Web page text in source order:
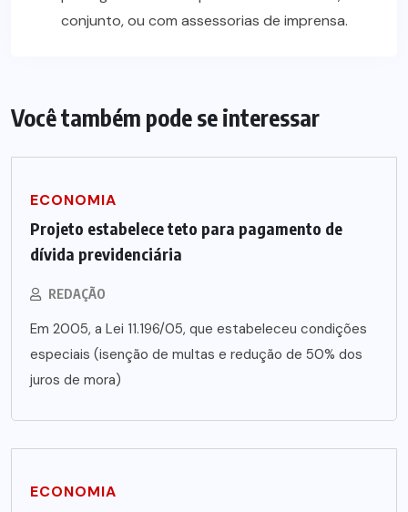
conjunto, ou com assessorias de imprensa.
Você também pode se interessar
ECONOMIA
Projeto estabelece teto para pagamento de
dívida previdenciária
REDAÇÃO
Em 2005, a Lei 11.196/05, que estabeleceu condições
especiais (isenção de multas e redução de 50% dos
juros de mora)
ECONOMIA